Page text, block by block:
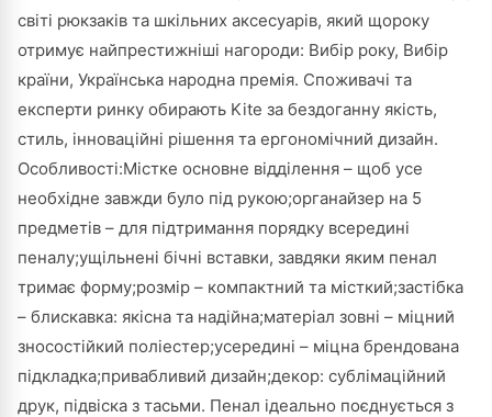
світі рюкзаків та шкільних аксесуарів, який щороку
отримує найпрестижніші нагороди: Вибір року, Вибір
країни, Українська народна премія. Споживачі та
експерти ринку обирають Kite за бездоганну якість,
стиль, інноваційні рішення та ергономічний дизайн.
Особливості:Містке основне відділення – щоб усе
необхідне завжди було під рукою;органайзер на 5
предметів – для підтримання порядку всередині
пеналу;ущільнені бічні вставки, завдяки яким пенал
тримає форму;розмір – компактний та місткий;застібка
– блискавка: якісна та надійна;матеріал зовні – міцний
зносостійкий поліестер;усередині – міцна брендована
підкладка;привабливий дизайн;декор: сублімаційний
друк, підвіска з тасьми. Пенал ідеально поєднується з